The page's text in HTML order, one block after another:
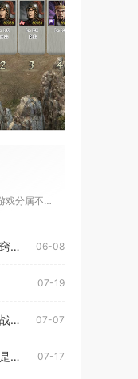
乱斗西游不存在英雄联盟相关抽取玩法，两款游戏分属不同厂商开发...
明日之后快速升级天赋能力的窍门有哪些 06-08
07-19
少年三国志中的缘分怎样影响战斗 07-07
荒野行动雪地模式的特殊规则是什么 07-17